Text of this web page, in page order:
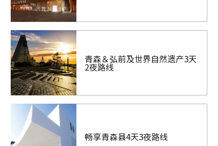
青森＆弘前及世界自然遗产3天
2夜路线
畅享青森县4天3夜路线